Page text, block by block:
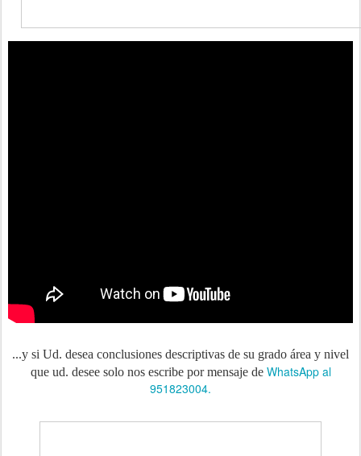
...y si Ud. desea conclusiones descriptivas de su grado área y nivel
que ud. desee solo nos escribe por mensaje de WhatsApp al
951823004.